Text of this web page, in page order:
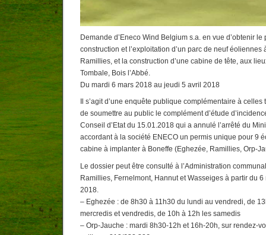
Demande d’Eneco Wind Belgium s.a. en vue d’obtenir
construction et l’exploitation d’un parc de neuf éoliennes
Ramillies, et la construction d’une cabine de tête, aux
Tombale, Bois l’Abbé.
Du mardi 6 mars 2018 au jeudi 5 avril 2018
Il s’agit d’une enquête publique complémentaire à
de soumettre au public le complément d’étude
Conseil d’Etat du 15.01.2018 qui a annulé l’arrêté du
accordant à la société ENECO un permis unique pour 9
cabine à implanter à Boneffe (Eghezée, Ramillies, Orp-
Le dossier peut être consulté à l’Administration
Ramillies, Fernelmont, Hannut et Wasseiges à partir du 6
2018.
– Eghezée : de 8h30 à 11h30 du lundi au vendredi, de
mercredis et vendredis, de 10h à 12h les samedis
– Orp-Jauche : mardi 8h30-12h et 16h-20h, sur rendez-